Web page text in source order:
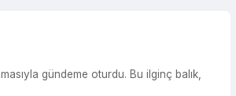
gündeme oturdu. Bu ilginç balık,